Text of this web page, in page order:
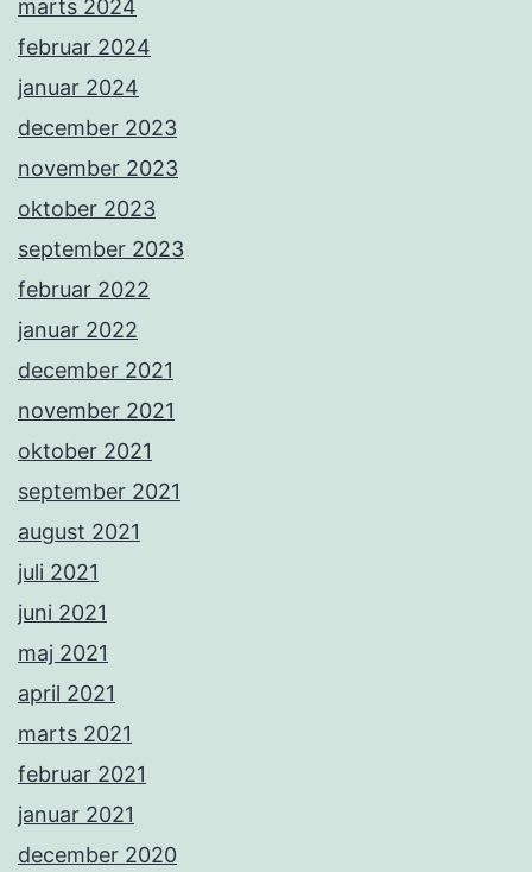
marts 2024
februar 2024
januar 2024
december 2023
november 2023
oktober 2023
september 2023
februar 2022
januar 2022
december 2021
november 2021
oktober 2021
september 2021
august 2021
juli 2021
juni 2021
maj 2021
april 2021
marts 2021
februar 2021
januar 2021
december 2020